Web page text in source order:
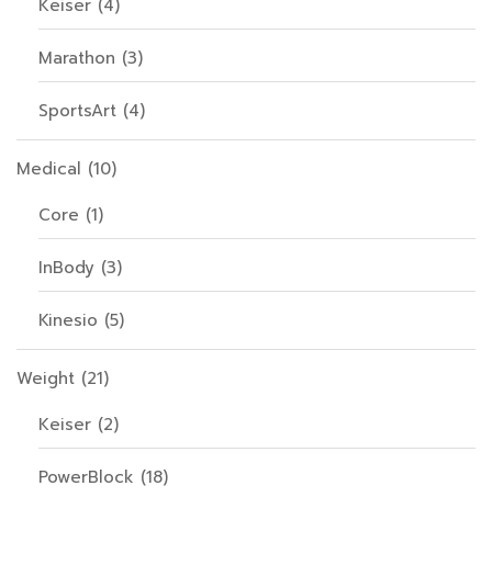
Keiser (4)
Marathon (3)
SportsArt (4)
Medical (10)
Core (1)
InBody (3)
Kinesio (5)
Weight (21)
Keiser (2)
PowerBlock (18)